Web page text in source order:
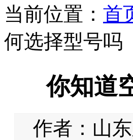
当前位置： 首
何选择型号吗
你知道
作者：山